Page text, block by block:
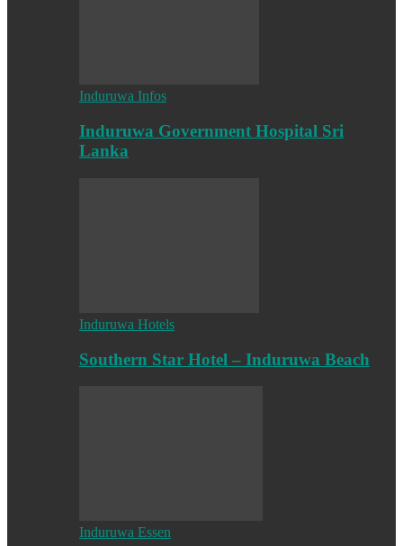
Induruwa Infos
Induruwa Government Hospital Sri
Lanka
Induruwa Hotels
Southern Star Hotel – Induruwa Beach
Induruwa Essen